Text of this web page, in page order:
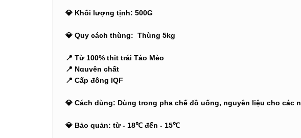
💎 Khối lượng tịnh: 500G
💎 Quy cách thùng: Thùng 5kg
📍 Từ 100% thịt trái Táo Mèo
📍 Nguyên chất
📍 Cấp đông IQF
💎 Cách dùng: Dùng trong pha chế đồ uống, nguyên liệu cho các
💎 Bảo quản: từ - 18℃ đến - 15℃